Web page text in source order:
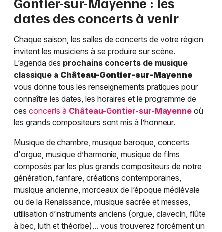
dates des concerts à venir
Chaque saison, les salles de concerts de votre région
invitent les musiciens à se produire sur scène.
L’agenda des prochains concerts de musique
classique à Château-Gontier-sur-Mayenne
vous donne tous les renseignements pratiques pour
connaître les dates, les horaires et le programme de
ces concerts à Château-Gontier-sur-Mayenne où
les grands compositeurs sont mis à l’honneur.
Musique de chambre, musique baroque, concerts
d'orgue, musique d’harmonie, musique de films
composés par les plus grands compositeurs de notre
génération, fanfare, créations contemporaines,
musique ancienne, morceaux de l’époque médiévale
ou de la Renaissance, musique sacrée et messes,
utilisation d’instruments anciens (orgue, clavecin, flûte
à bec, luth et théorbe)... vous trouverez forcément un